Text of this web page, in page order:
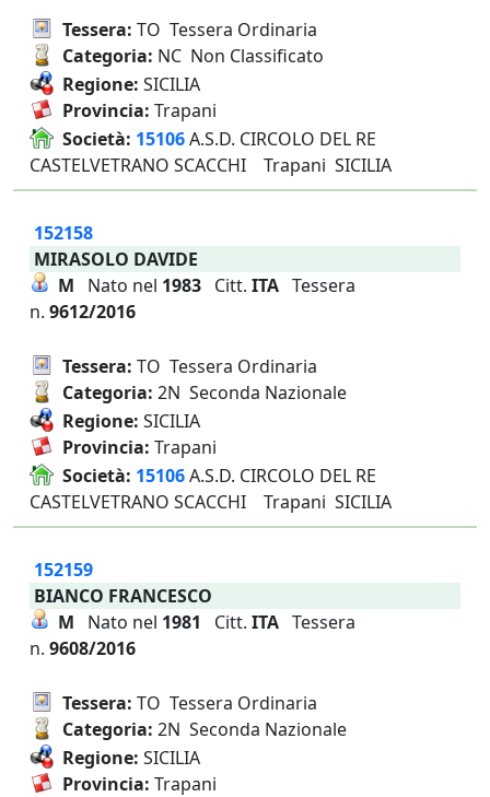
Tessera: TO Tessera Ordinaria
Categoria: NC Non Classificato
Regione: SICILIA
Provincia: Trapani
Società: 15106A.S.D. CIRCOLO DEL RE
CASTELVETRANO SCACCHI Trapani SICILIA
152158
MIRASOLO DAVIDE
M Nato nel 1983 Citt. ITA Tessera
n. 9612/2016
Tessera: TO Tessera Ordinaria
Categoria: 2N Seconda Nazionale
Regione: SICILIA
Provincia: Trapani
Società: 15106A.S.D. CIRCOLO DEL RE
CASTELVETRANO SCACCHI Trapani SICILIA
152159
BIANCO FRANCESCO
M Nato nel 1981 Citt. ITA Tessera
n. 9608/2016
Tessera: TO Tessera Ordinaria
Categoria: 2N Seconda Nazionale
Regione: SICILIA
Provincia: Trapani